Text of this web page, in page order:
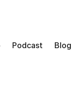
Podcast Blog